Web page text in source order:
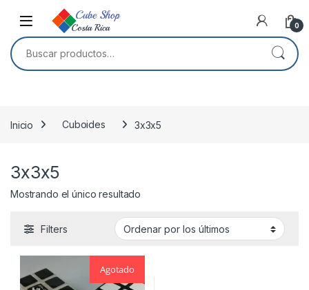
Skip to navigation
Skip to content
0
Buscar por:
Inicio Cuboides 3x3x5
3x3x5
Mostrando el único resultado
Filters
Agotado